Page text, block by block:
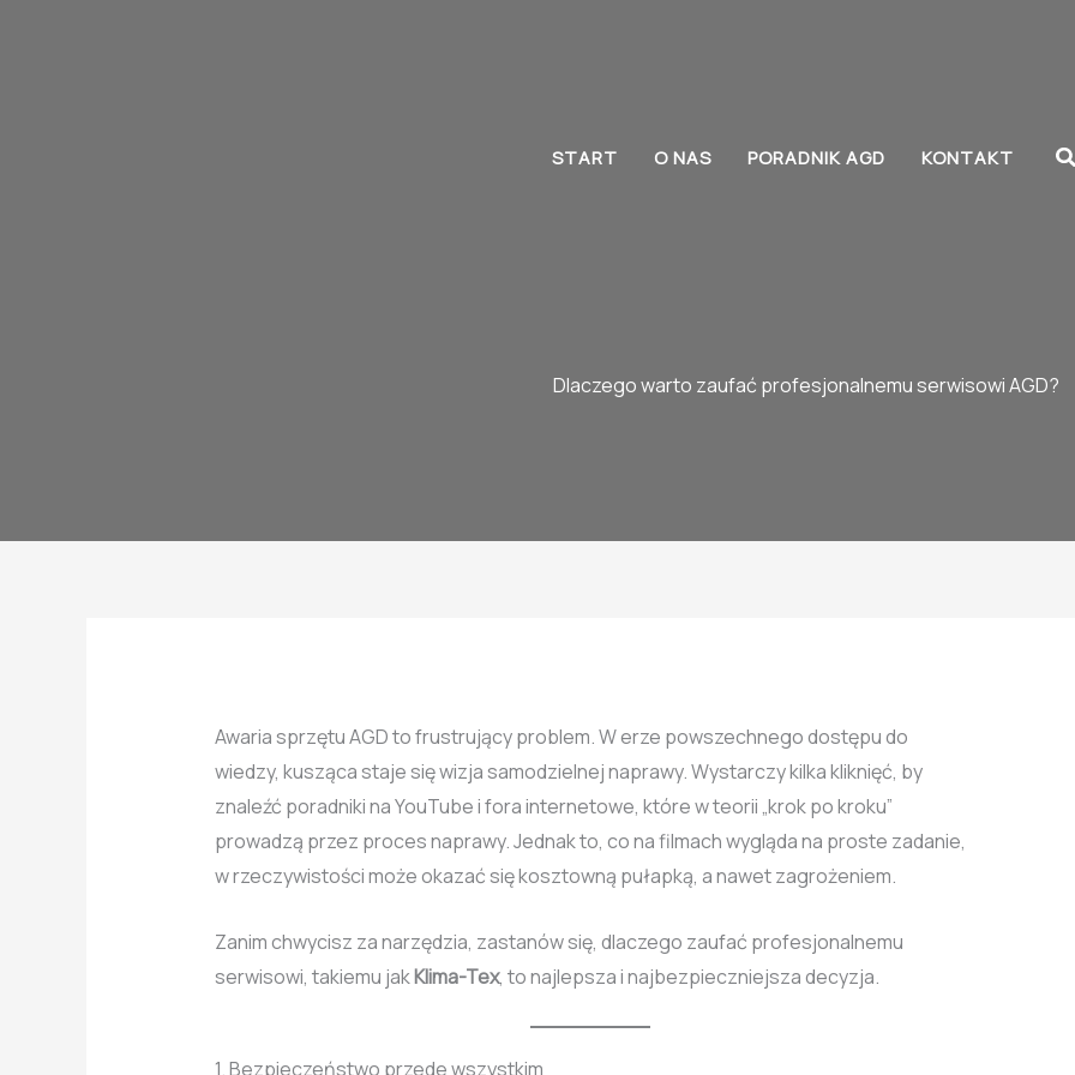
START O NAS PORADNIK AGD KONTAKT
Dlaczego warto zaufać profesjonalnemu serwisowi AGD?
Awaria sprzętu AGD to frustrujący problem. W erze powszechnego dostępu do
wiedzy, kusząca staje się wizja samodzielnej naprawy. Wystarczy kilka kliknięć, by
znaleźć poradniki na YouTube i fora internetowe, które w teorii „krok po kroku”
prowadzą przez proces naprawy. Jednak to, co na filmach wygląda na proste zadanie,
w rzeczywistości może okazać się kosztowną pułapką, a nawet zagrożeniem.
Zanim chwycisz za narzędzia, zastanów się, dlaczego zaufać profesjonalnemu
serwisowi, takiemu jakKlima-Tex, to najlepsza i najbezpieczniejsza decyzja.
1. Bezpieczeństwo przede wszystkim